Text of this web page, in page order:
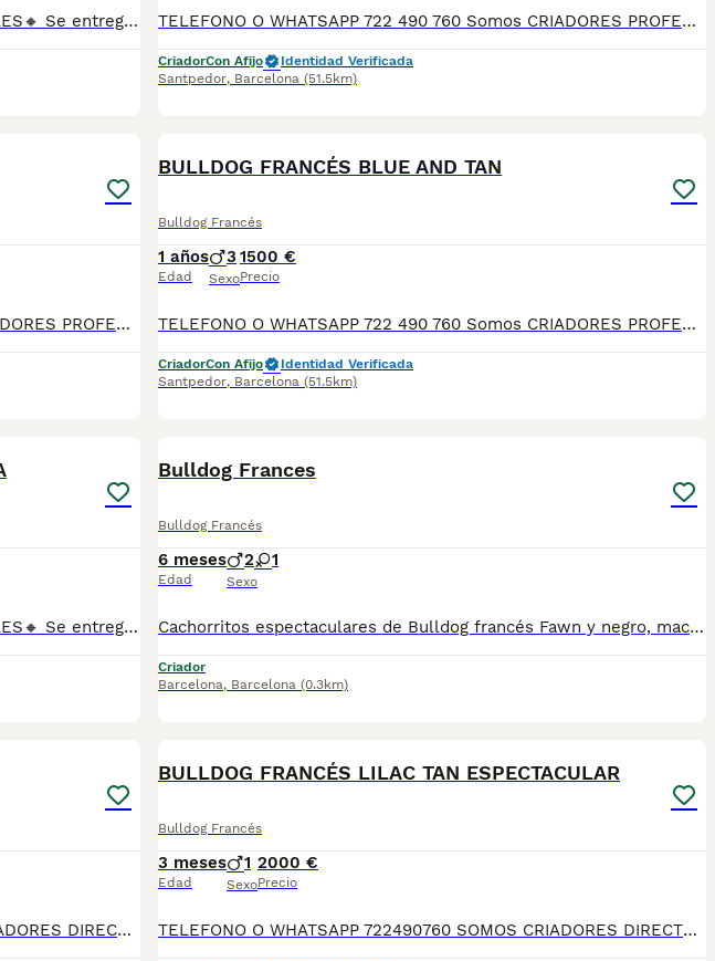
🔸TODOS NUESTROS CACHORROS SON NACIONALES🔸 Se entregan con sus vacunas, desparasitaciones internas y externas, microchip y su registro, cartilla sanitaria, contrato de garantías, toda su documentación legal y factura. ✅ Somos un criadero familiar autorizado y certificado por la Generalitat de Catalunya bajo el número de Núcleo Zoológico G25/00314. 💙 Con más de 30 años promoviendo la cría responsable. PARA MÁS INFORMACIÓN: ☎️ TIENDA 933095977 📱 CRIADERO 685878504 📱 WHATSAPP 674320847 🐶 Puedes conocer a los cachorros en persona (cita previa) 💻 Fotos y vídeos www.aquanatura.es 🚙 Hacemos envíos 💰 Financiamos 📌 Calle Roger de Flor 45, muy cerca del Arc de Triomf de Barcelona, de Lunes a Sábados. TELEFONO O WHATSAPP 722 490 760 Somos CRIADORES PROFESIONALES, CON NÚCLEO ZOOLÓGICO PROPIO. Seleccionamos para tener los mejores ejemplares tanto a nivel morfología como a nivel de salud y comportamiento. Nuestros cachorros crecen en un ambiente familiar, con unas condiciones higiénico-sanitarias excepcionales y totalmente socializados, tanto con otros animales como con las personas, para garantizar su bienestar animal. No dudes en consultar sobre disponibilidad de entrega, reserva y sus características, Nuestros cachorros se entregan: DESPARASITADOS INTERNA Y EXTERNAMENTE CON SUS VACUNAS AL DÍA CORRESPONDIENTES POR EDAD CARTILLA DE VACUNACIÓN Y GARANTIA COMPLETA DE SALUD ( VÍRICAS, GENÉTICAS Y HEREDITARIASñ) POR ESCRITO! PARA MAS INFORMACIÓN, FOTOS/VIDEOS O CONSULTAS LLAMANOS O ESCRIBENOS POR WHATSAPP AL 722 490 760 POSIBILIDAD DE ENTREGA PERSONALIZADA A DOMICILIO EN TODO EL TERRITORIO NACIONAL.
CriadorCon Afijo
Identidad Verificada
Santpedor, Barcelona (51.5km)
TELEFONO O WHATSAPP 722 490 760 Somos CRIADORES PROFESIONALES, CON NÚCLEO ZOOLÓGICO PROPIO. Seleccionamos para tener los mejores ejemplares tanto a nivel morfología como a nivel de salud y comportamiento. Nuestros cachorros crecen en un ambiente familiar, con unas condiciones higiénico-sanitarias excepcionales y totalmente socializados, tanto con otros animales como con las personas, para garantizar su bienestar animal. No dudes en consultar sobre disponibilidad de entrega, reserva y sus características, Nuestros cachorros se entregan: DESPARASITADOS INTERNA Y EXTERNAMENTE CON SUS VACUNAS AL DÍA CORRESPONDIENTES POR EDAD CARTILLA DE VACUNACIÓN Y GARANTIA COMPLETA DE SALUD ( VÍRICAS, GENÉTICAS Y HEREDITARIASñ) POR ESCRITO! PARA MAS INFORMACIÓN, FOTOS/VIDEOS O CONSULTAS LLAMANOS O ESCRIBENOS POR WHATSAPP AL 722 490 760 POSIBILIDAD DE ENTREGA PERSONALIZADA A DOMICILIO EN TODO EL TERRITORIO NACIONAL.
BULLDOG FRANCÉS BLUE AND TAN
Bulldog Francés
1 años
Edad
3
Sexo
1500 €
Precio
TELEFONO O WHATSAPP 722 490 760 Somos CRIADORES PROFESIONALES, CON NÚCLEO ZOOLÓGICO PROPIO. Seleccionamos para tener los mejores ejemplares tanto a nivel morfología como a nivel de salud y comportamiento. Nuestros cachorros crecen en un ambiente familiar, con unas condiciones higiénico-sanitarias excepcionales y totalmente socializados, tanto con otros animales como con las personas, para garantizar su bienestar animal. No dudes en consultar sobre disponibilidad de entrega, reserva y sus características, Nuestros cachorros se entregan: DESPARASITADOS INTERNA Y EXTERNAMENTE CON SUS VACUNAS AL DÍA CORRESPONDIENTES POR EDAD CARTILLA DE VACUNACIÓN Y GARANTIA COMPLETA DE SALUD ( VÍRICAS, GENÉTICAS Y HEREDITARIASñ) POR ESCRITO! PARA MAS INFORMACIÓN, FOTOS/VIDEOS O CONSULTAS LLAMANOS O ESCRIBENOS POR WHATSAPP AL 722 490 760 POSIBILIDAD DE ENTREGA PERSONALIZADA A DOMICILIO EN TODO EL TERRITORIO NACIONAL.
CriadorCon Afijo
Identidad Verificada
Santpedor, Barcelona (51.5km)
🔸TODOS NUESTROS CACHORROS SON NACIONALES🔸 Se entregan con sus vacunas, desparasitaciones internas y externas, microchip y su registro, cartilla sanitaria, contrato de garantías, toda su documentación legal y factura. ✅ Somos un criadero familiar autorizado y certificado por la Generalitat de Catalunya bajo el número de Núcleo Zoológico G25/00314. 💙 Con más de 30 años promoviendo la cría responsable. PARA MÁS INFORMACIÓN: ☎️ TIENDA 933095977 📱 CRIADERO 685878504 📱 WHATSAPP 674320847 🐶 Puedes conocer a los cachorros en persona (cita previa) 💻 Fotos y vídeos www.aquanatura.es 🚙 Hacemos envíos 💰 Financiamos 📌 Calle Roger de Flor 45, muy cerca del Arc de Triomf de Barcelona, de Lunes a Sábados. AQUANATURA
Bulldog Frances
Bulldog Francés
6 meses
Edad
2 1
Sexo
Cachorritos espectaculares de Bulldog francés Fawn y negro, machos y hembras de un mes de edad. Se entregan a partir de los dos meses de edad con las vacunas correspondientes a la edad, revisados por nuestro veterinario, desparasitados, con su cartilla veterinaria, microchip y garantía vírica y genética por escrito, muy bien cuidados, muy sanos, criados en entorno familiar. Ven a verlos sin compromiso cualquier día de la semana incluidos festivos. . Disponemos de centro con numero zoológico T-2500116
Criador
Barcelona, Barcelona (0.3km)
TELEFONO O WHATSAPP 722 490 760 SOMOS CRIADORES DIRECTOS SIN INTERMEDIARIOS! MAS DE 20 AÑOS EN EL SECTOR NOS AVALAN, VALORANDO NO SOLO LA CRIA RESPONSABLE SI NO TAMBIEN LA SELECCIÓN PARA MEJORAR LA RAZA DURANTE TODOS ESTOS AÑOS. NUESTROS CACHORROS SE ENTREGAN PREVIAMENTE REVISADOS POR UN VETERINARIO PROFESIONAL Y BAJO LOS MAS ESTRICTOS CONTROLES DE SALUD, HACEMOS HINCAPIÉ EN SU SOCIABILIZACIÓN PARA SU CORRECTO DESARROLLO NEUROLOGICO! Y OS ASESORAMOS ANTES DURANTE Y DESPUES DE LA ENTREGA PARA QUE TODO SEA LO MAS AFABLE Y FACIL POSIBLE DURANTE LA ADAPTACION! NUESTROS BEBE SE ENTREGAN A PARTIR DE LOS DOS MESES CON SUS VACUNAS AL DIA, DESPARASITADOS Y CON GARANTIAS DE SALUD, MICROCHIP Y CARTILLA DE VACUNACION! SI BUSCAS UN COMPAÑERO SANO Y EQUILIBRADO ESTE ES EL LUGAR, TE ASESORAREMOS DURANTE TODO EL PROCESO NO DUDES EN CONSULTAR POR NUESTROS PEQUES AL 722 490 760
BULLDOG FRANCÉS LILAC TAN ESPECTACULAR
Bulldog Francés
3 meses
Edad
1
Sexo
2000 €
Precio
TELEFONO O WHATSAPP 722490760 SOMOS CRIADORES DIRECTOS SIN INTERMEDIARIOS! MAS DE 20 AÑOS EN EL SECTOR NOS AVALAN, VALORANDO NO SOLO LA CRIA RESPONSABLE SI NO TAMBIEN LA SELECCIÓN PARA MEJORAR LA RAZA DURANTE TODOS ESTOS AÑOS. NUESTROS CACHORROS SE ENTREGAN PREVIAMENTE REVISADOS POR UN VETERINARIO PROFESIONAL Y BAJO LOS MAS ESTRICTOS CONTROLES DE SALUD, HACEMOS HINCAPIÉ EN SU SOCIABILIZACIÓN PARA SU CORRECTO DESARROLLO NEUROLOGICO! Y OS ASESORAMOS ANTES DURANTE Y DESPUES DE LA ENTREGA PARA QUE TODO SEA LO MAS AFABLE Y FACIL POSIBLE DURANTE LA ADAPTACION! NUESTROS BEBE SE ENTREGAN A PARTIR DE LOS DOS MESES CON SUS VACUNAS AL DIA, DESPARASITADOS Y CON GARANTIAS DE SALUD, MICROCHIP Y CARTILLA DE VACUNACION! SI BUSCAS UN COMPAÑERO SANO Y EQUILIBRADO ESTE ES EL LUGAR, TE ASESORAREMOS DURANTE TODO EL PROCESO NO DUDES EN CONSULTAR POR NUESTROS PEQUES AL 722 490 760